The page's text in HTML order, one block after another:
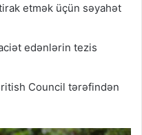
etmək üçün səyahət
edənlərin tezis
Council tərəfindən